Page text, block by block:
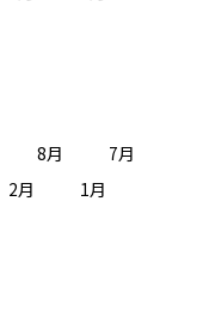
8月
7月
2月
1月